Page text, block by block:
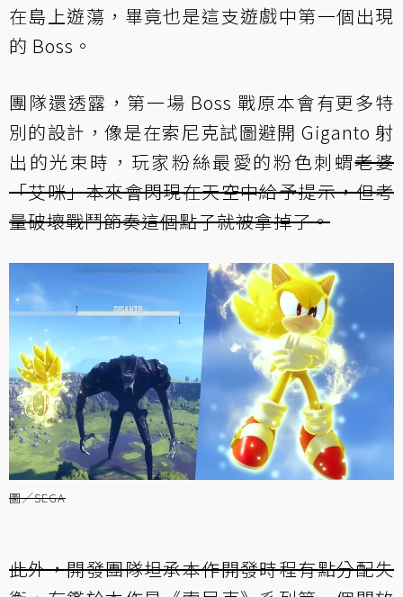
在島上遊蕩，畢竟也是這支遊戲中第一個出現
的 Boss。
團隊還透露，第一場 Boss 戰原本會有更多特
別的設計，像是在索尼克試圖避開 Giganto 射
出的光束時，玩家粉絲最愛的粉色刺蝟老婆
「艾咪」本來會閃現在天空中給予提示，但考
量破壞戰鬥節奏這個點子就被拿掉了。
圖／SEGA
此外，開發團隊坦承本作開發時程有點分配失